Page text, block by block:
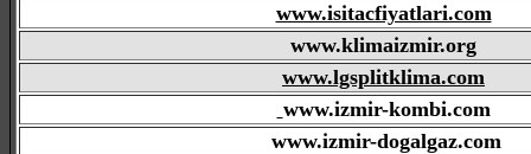
www.isitacfiyatlari.com
www.klimaizmir.org
www.lgsplitklima.com
www.izmir-kombi.com
www.izmir-dogalgaz.com